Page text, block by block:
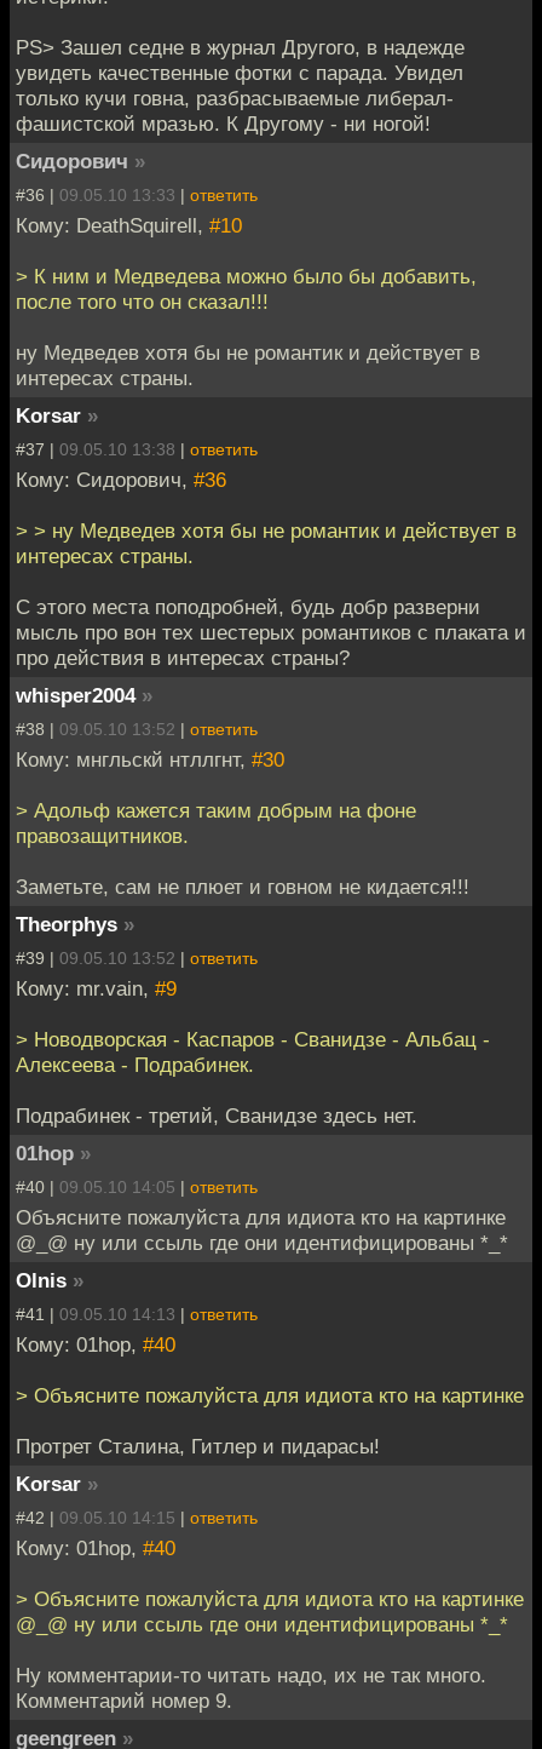
PS> Зашел седне в журнал Другого, в надежде
увидеть качественные фотки с парада. Увидел
только кучи говна, разбрасываемые либерал-
фашистской мразью. К Другому - ни ногой!
Сидорович »
#36 | 09.05.10 13:33 | ответить
Кому: DeathSquirell, #10
> К ним и Медведева можно было бы добавить,
после того что он сказал!!!
ну Медведев хотя бы не романтик и действует в
интересах страны.
Korsar »
#37 | 09.05.10 13:38 | ответить
Кому: Сидорович, #36
> > ну Медведев хотя бы не романтик и действует в
интересах страны.
С этого места поподробней, будь добр разверни
мысль про вон тех шестерых романтиков с плаката и
про действия в интересах страны?
whisper2004 »
#38 | 09.05.10 13:52 | ответить
Кому: мнгльскй нтллгнт, #30
> Адольф кажется таким добрым на фоне
правозащитников.
Заметьте, сам не плюет и говном не кидается!!!
Theorphys »
#39 | 09.05.10 13:52 | ответить
Кому: mr.vain, #9
> Новодворская - Каспаров - Сванидзе - Альбац -
Алексеева - Подрабинек.
Подрабинек - третий, Сванидзе здесь нет.
01hop »
#40 | 09.05.10 14:05 | ответить
Объясните пожалуйста для идиота кто на картинке
@_@ ну или ссыль где они идентифицированы *_*
Olnis »
#41 | 09.05.10 14:13 | ответить
Кому: 01hop, #40
> Объясните пожалуйста для идиота кто на картинке
Протрет Сталина, Гитлер и пидарасы!
Korsar »
#42 | 09.05.10 14:15 | ответить
Кому: 01hop, #40
> Объясните пожалуйста для идиота кто на картинке
@_@ ну или ссыль где они идентифицированы *_*
Ну комментарии-то читать надо, их не так много.
Комментарий номер 9.
geengreen »